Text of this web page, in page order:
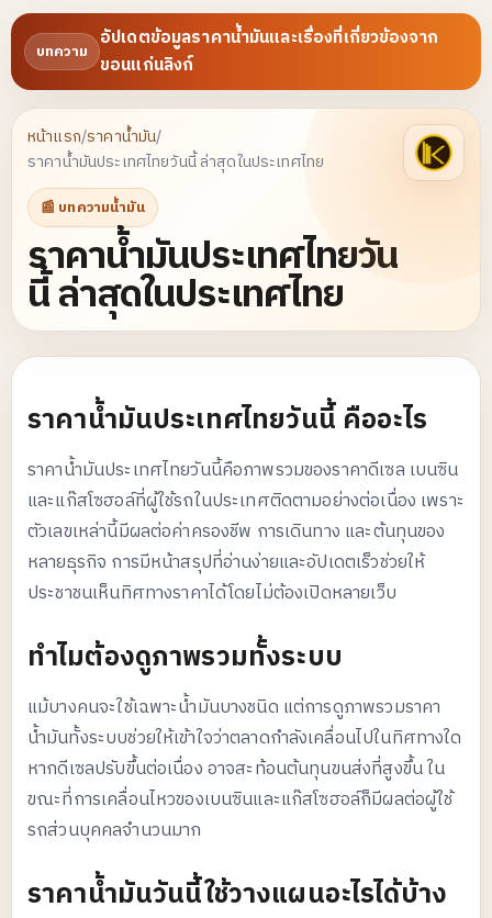
บทความ อัปเดตข้อมูลราคาน้ำมันและเรื่องที่เกี่ยวข้องจาก
ขอนแก่นลิงก์
หน้าแรก/ราคาน้ำมัน/
ราคาน้ำมันประเทศไทยวันนี้ ล่าสุดในประเทศไทย
📰 บทความน้ำมัน
ราคาน้ำมันประเทศไทยวัน
นี้ ล่าสุดในประเทศไทย
ราคาน้ำมันประเทศไทยวันนี้ คืออะไร
ราคาน้ำมันประเทศไทยวันนี้คือภาพรวมของราคาดีเซล เบนซิน
และแก๊สโซฮอล์ที่ผู้ใช้รถในประเทศติดตามอย่างต่อเนื่อง เพราะ
ตัวเลขเหล่านี้มีผลต่อค่าครองชีพ การเดินทาง และต้นทุนของ
หลายธุรกิจ การมีหน้าสรุปที่อ่านง่ายและอัปเดตเร็วช่วยให้
ประชาชนเห็นทิศทางราคาได้โดยไม่ต้องเปิดหลายเว็บ
ทำไมต้องดูภาพรวมทั้งระบบ
แม้บางคนจะใช้เฉพาะน้ำมันบางชนิด แต่การดูภาพรวมราคา
น้ำมันทั้งระบบช่วยให้เข้าใจว่าตลาดกำลังเคลื่อนไปในทิศทางใด
หากดีเซลปรับขึ้นต่อเนื่อง อาจสะท้อนต้นทุนขนส่งที่สูงขึ้น ใน
ขณะที่การเคลื่อนไหวของเบนซินและแก๊สโซฮอล์ก็มีผลต่อผู้ใช้
รถส่วนบุคคลจำนวนมาก
ราคาน้ำมันวันนี้ใช้วางแผนอะไรได้บ้าง